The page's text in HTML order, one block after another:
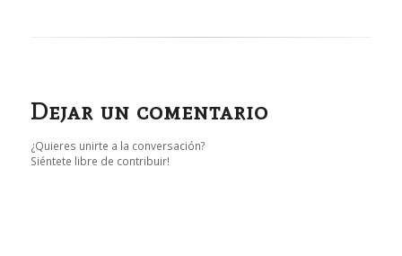
Dejar un comentario
¿Quieres unirte a la conversación?
Siéntete libre de contribuir!